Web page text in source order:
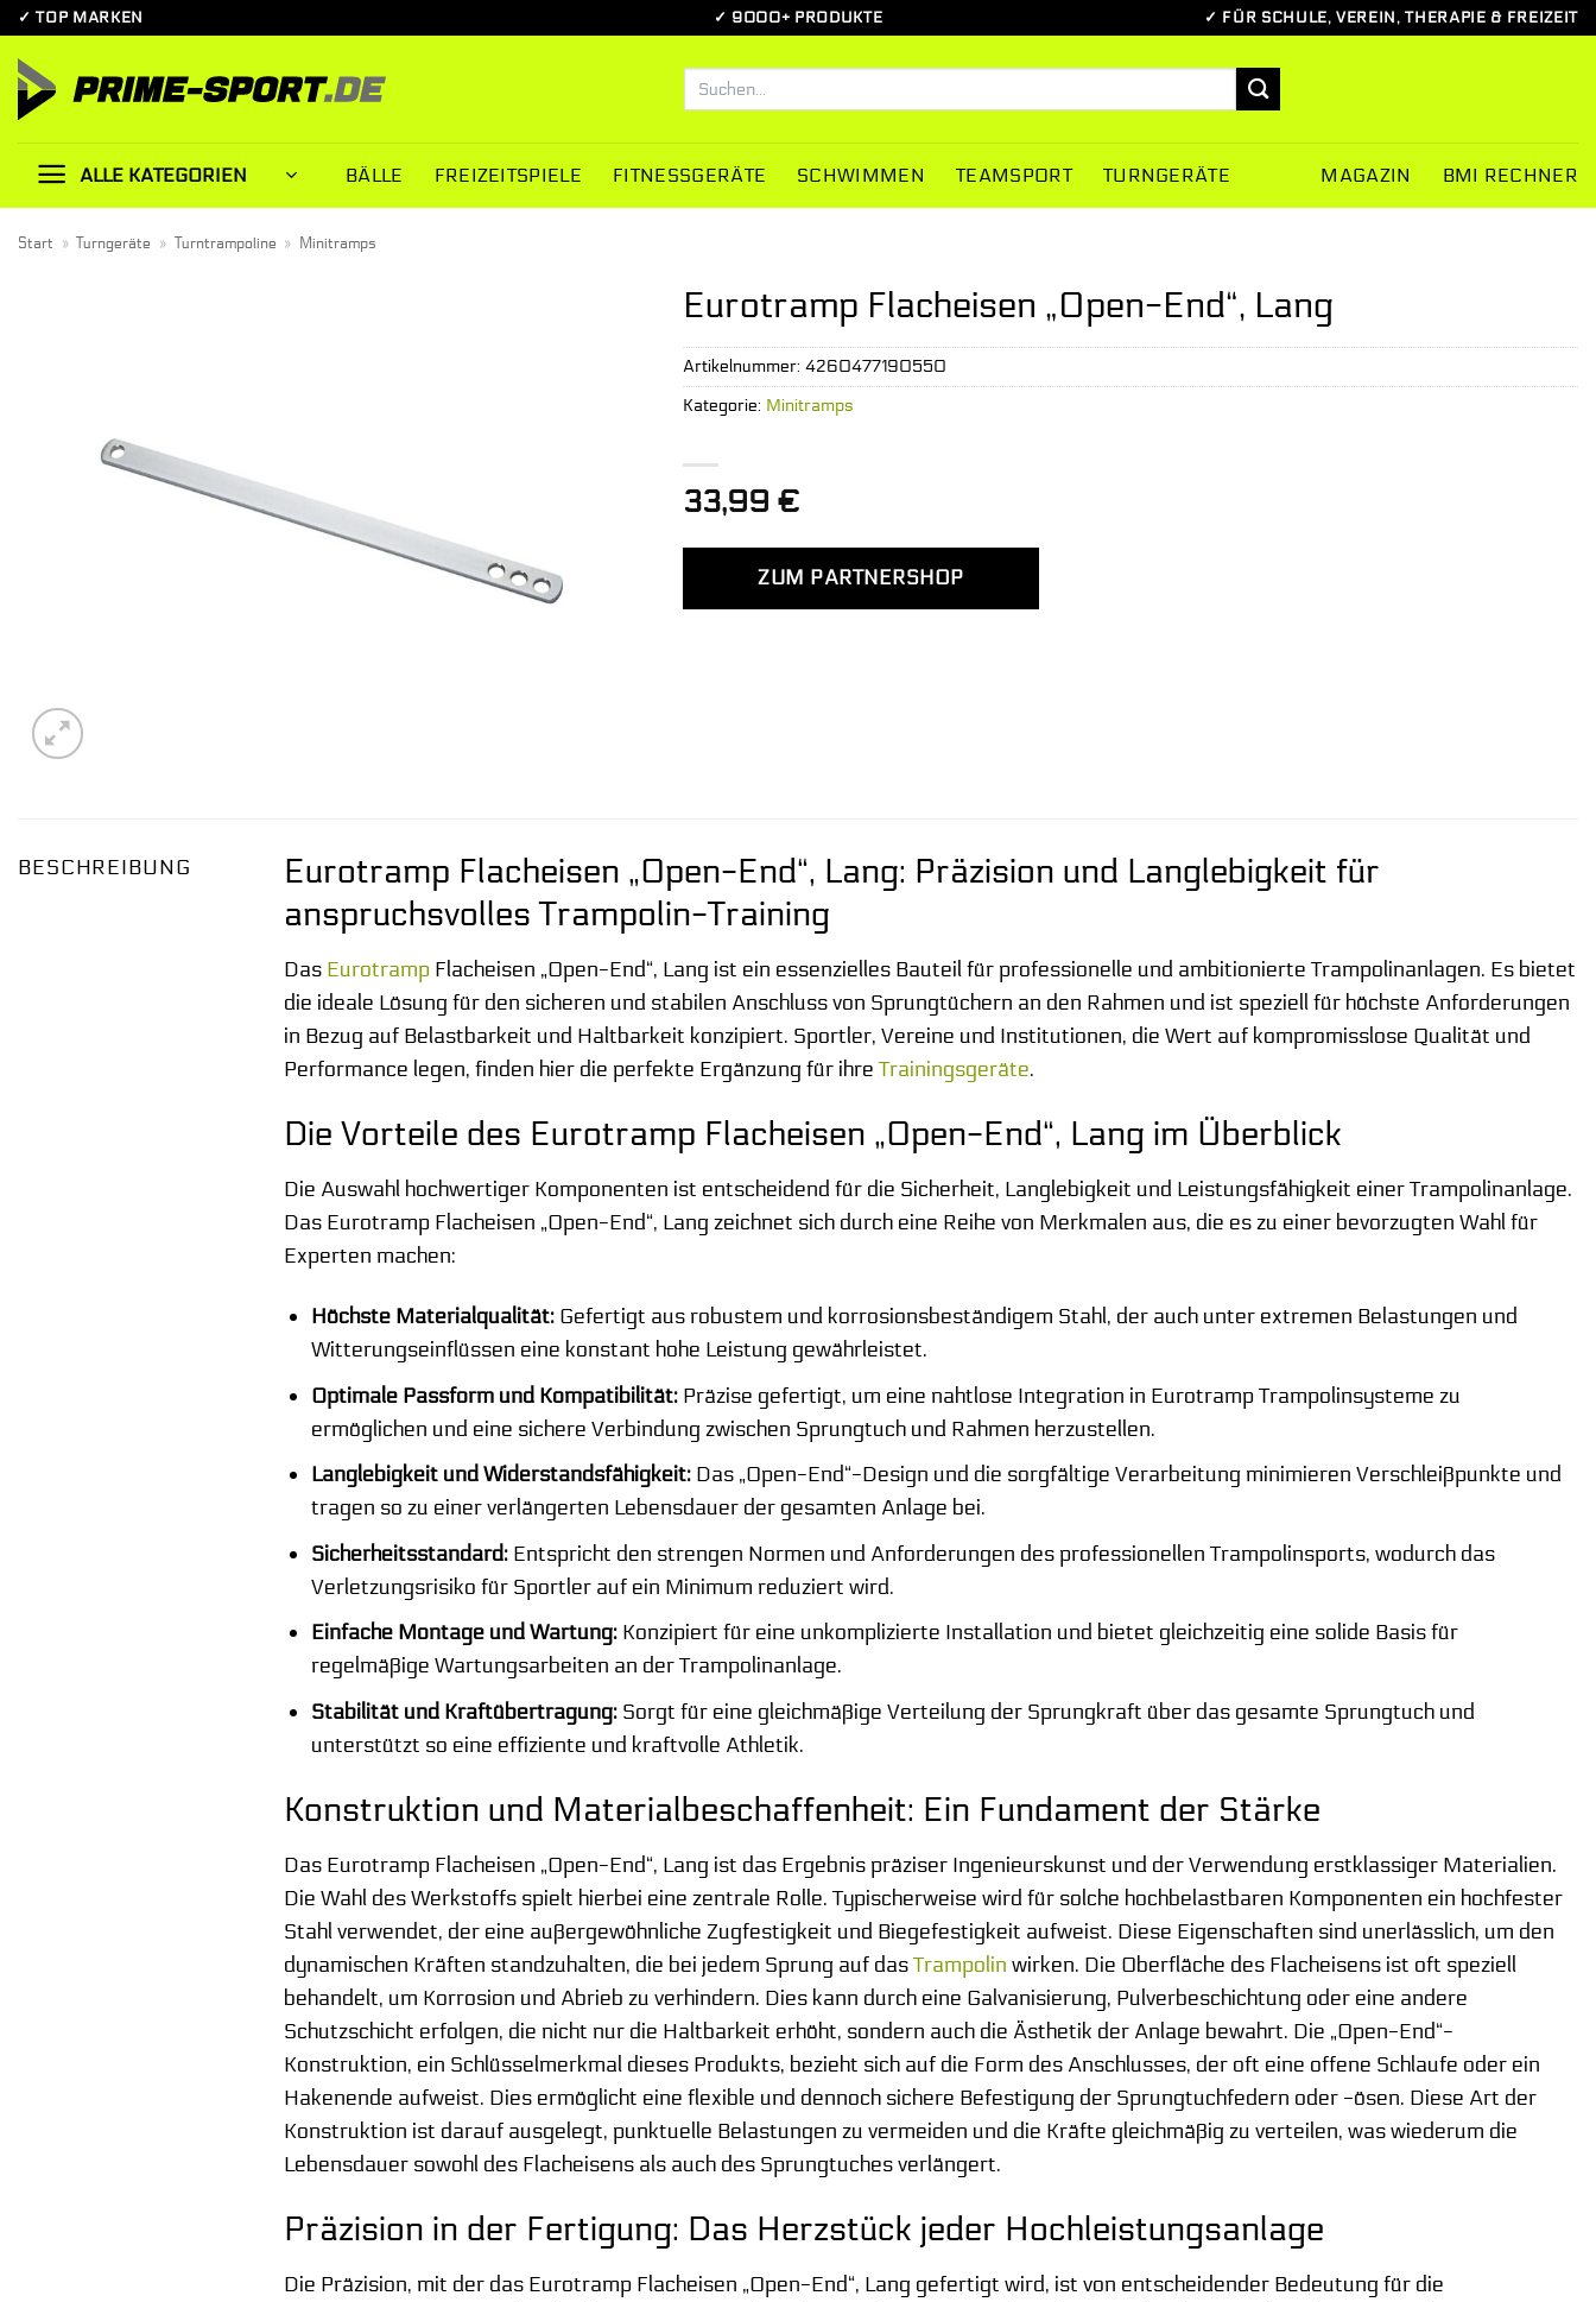
Zum
springen
✓ TOP MARKEN ✓ 9000+ PRODUKTE ✓ FÜR SCHULE, VEREIN, THERAPIE & FREIZEIT
Suchen
ALLE KATEGORIEN BÄLLE FREIZEITSPIELE FITNESSGERÄTE SCHWIMMEN TEAMSPORT TURNGERÄTE MAGAZIN BMI RECHNER
Start » Turngeräte » Turntrampoline » Minitramps
Eurotramp Flacheisen „Open-End“, Lang
33,99 €
ZUM PARTNERSHOP
Artikelnummer: 4260477190550
Kategorie: Minitramps
BESCHREIBUNG
Eurotramp Flacheisen „Open-End“, Lang: Präzision und Langlebigkeit für
anspruchsvolles Trampolin-Training
Das Eurotramp Flacheisen „Open-End“, Lang ist ein essenzielles Bauteil für professionelle und ambitionierte Trampolinanlagen. Es bietet
die ideale Lösung für den sicheren und stabilen Anschluss von Sprungtüchern an den Rahmen und ist speziell für höchste Anforderungen
in Bezug auf Belastbarkeit und Haltbarkeit konzipiert. Sportler, Vereine und Institutionen, die Wert auf kompromisslose Qualität und
Performance legen, finden hier die perfekte Ergänzung für ihreTrainingsgeräte.
Die Vorteile des Eurotramp Flacheisen „Open-End“, Lang im Überblick
Die Auswahl hochwertiger Komponenten ist entscheidend für die Sicherheit, Langlebigkeit und Leistungsfähigkeit einer Trampolinanlage.
Das Eurotramp Flacheisen „Open-End“, Lang zeichnet sich durch eine Reihe von Merkmalen aus, die es zu einer bevorzugten Wahl für
Experten machen:
Höchste Materialqualität:Gefertigt aus robustem und korrosionsbeständigem Stahl, der auch unter extremen Belastungen und
Witterungseinflüssen eine konstant hohe Leistung gewährleistet.
Optimale Passform und Kompatibilität:Präzise gefertigt, um eine nahtlose Integration in Eurotramp Trampolinsysteme zu
ermöglichen und eine sichere Verbindung zwischen Sprungtuch und Rahmen herzustellen.
Langlebigkeit und Widerstandsfähigkeit:Das „Open-End“-Design und die sorgfältige Verarbeitung minimieren Verschleißpunkte und
tragen so zu einer verlängerten Lebensdauer der gesamten Anlage bei.
Sicherheitsstandard:Entspricht den strengen Normen und Anforderungen des professionellen Trampolinsports, wodurch das
Verletzungsrisiko für Sportler auf ein Minimum reduziert wird.
Einfache Montage und Wartung:Konzipiert für eine unkomplizierte Installation und bietet gleichzeitig eine solide Basis für
regelmäßige Wartungsarbeiten an der Trampolinanlage.
Stabilität und Kraftübertragung:Sorgt für eine gleichmäßige Verteilung der Sprungkraft über das gesamte Sprungtuch und
unterstützt so eine effiziente und kraftvolle Athletik.
Konstruktion und Materialbeschaffenheit: Ein Fundament der Stärke
Das Eurotramp Flacheisen „Open-End“, Lang ist das Ergebnis präziser Ingenieurskunst und der Verwendung erstklassiger Materialien.
Die Wahl des Werkstoffs spielt hierbei eine zentrale Rolle. Typischerweise wird für solche hochbelastbaren Komponenten ein hochfester
Stahl verwendet, der eine außergewöhnliche Zugfestigkeit und Biegefestigkeit aufweist. Diese Eigenschaften sind unerlässlich, um den
dynamischen Kräften standzuhalten, die bei jedem Sprung auf dasTrampolin wirken. Die Oberfläche des Flacheisens ist oft speziell
behandelt, um Korrosion und Abrieb zu verhindern. Dies kann durch eine Galvanisierung, Pulverbeschichtung oder eine andere
Schutzschicht erfolgen, die nicht nur die Haltbarkeit erhöht, sondern auch die Ästhetik der Anlage bewahrt. Die „Open-End“-
Konstruktion, ein Schlüsselmerkmal dieses Produkts, bezieht sich auf die Form des Anschlusses, der oft eine offene Schlaufe oder ein
Hakenende aufweist. Dies ermöglicht eine flexible und dennoch sichere Befestigung der Sprungtuchfedern oder -ösen. Diese Art der
Konstruktion ist darauf ausgelegt, punktuelle Belastungen zu vermeiden und die Kräfte gleichmäßig zu verteilen, was wiederum die
Lebensdauer sowohl des Flacheisens als auch des Sprungtuches verlängert.
Präzision in der Fertigung: Das Herzstück jeder Hochleistungsanlage
Die Präzision, mit der das Eurotramp Flacheisen „Open-End“, Lang gefertigt wird, ist von entscheidender Bedeutung für die